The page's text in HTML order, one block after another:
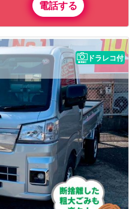
電話する
ドラレコ付